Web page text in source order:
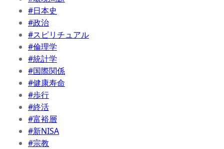
#日本史
#政治
#スピリチュアル
#倫理学
#統計学
#国際関係
#健康寿命
#歩行
#終活
#富裕層
#新NISA
#宗教